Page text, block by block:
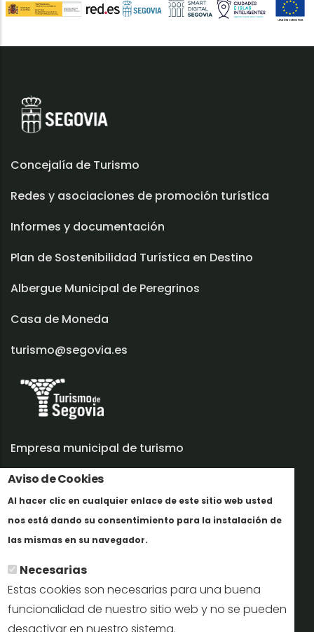
Aviso de Cookies
Al hacer clic en cualquier enlace de este sitio web usted
nos está dando su consentimiento para la instalación de
las mismas en su navegador.
Necesarias
Estas cookies son necesarias para una buena
funcionalidad de nuestro sitio web y no se pueden
Concejalía de Turismo
Redes y asociaciones de promoción turística
Informes y documentación
Plan de Sostenibilidad Turística en Destino
Albergue Municipal de Peregrinos
Casa de Moneda
turismo@segovia.es
Empresa municipal de turismo
Trabaja con nosotros
Informes y documentación
Perfil del contratante
Oficinas de Turismo
reservas@turismodesegovia.com